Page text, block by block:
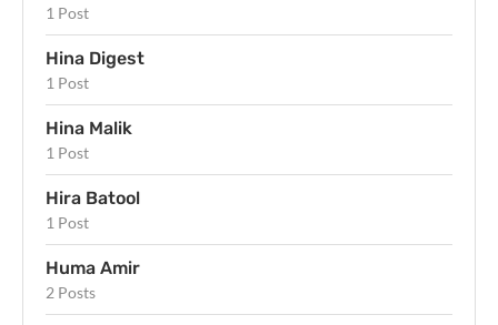
1 Post
Hina Digest
1 Post
Hina Malik
1 Post
Hira Batool
1 Post
Huma Amir
2 Posts